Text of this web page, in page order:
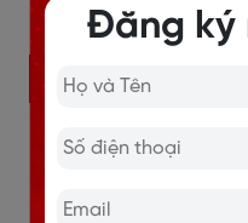
Sĩ số lớp nhỏ (7-10
Đăng ký